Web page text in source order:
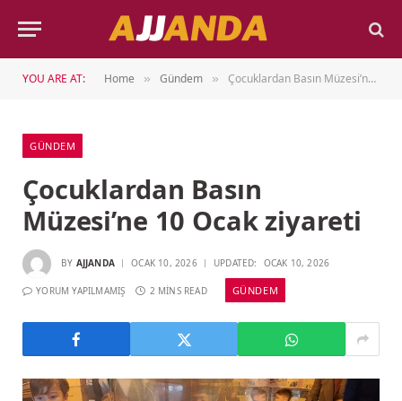
YOU ARE AT: Home » Gündem » Çocuklardan Basın Müzesi’ne 10 Ocak ziyareti
GÜNDEM
Çocuklardan Basın
Müzesi’ne 10 Ocak ziyareti
BY AJJANDA OCAK 10, 2026 UPDATED: OCAK 10, 2026
YORUM YAPILMAMIŞ 2 MINS READ GÜNDEM